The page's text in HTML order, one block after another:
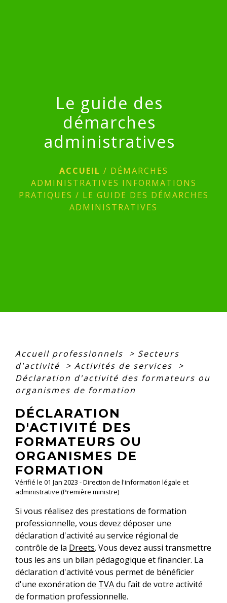
Le guide des
démarches
administratives
ACCUEIL / DÉMARCHES
ADMINISTRATIVES INFORMATIONS
PRATIQUES / LE GUIDE DES DÉMARCHES
ADMINISTRATIVES
Accueil professionnels > Secteurs
d'activité
> Activités de services
>
Déclaration d'activité des formateurs ou
organismes de formation
DÉCLARATION
D'ACTIVITÉ DES
FORMATEURS OU
ORGANISMES DE
FORMATION
Vérifié le 01 Jan 2023 - Direction de l'information légale et
administrative (Première ministre)
Si vous réalisez des prestations de formation
professionnelle, vous devez déposer une
déclaration d'activité au service régional de
contrôle de la Dreets. Vous devez aussi transmettre
tous les ans un bilan pédagogique et financier. La
déclaration d'activité vous permet de bénéficier
d'une exonération de TVAdu fait de votre activité
de formation professionnelle.